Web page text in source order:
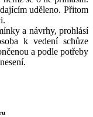
uděleno. Přitom
a návrhy, prohlásí
k vedení schůze
a podle potřeby